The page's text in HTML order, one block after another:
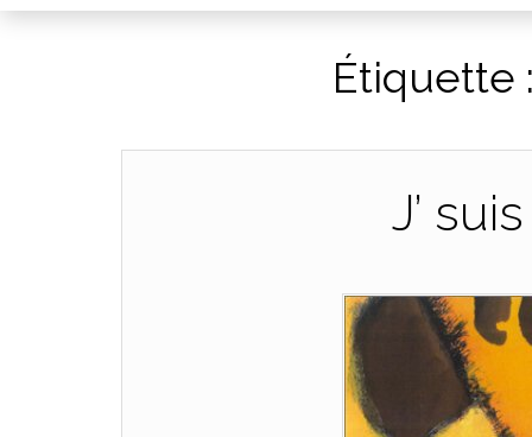
Étiquette
J’